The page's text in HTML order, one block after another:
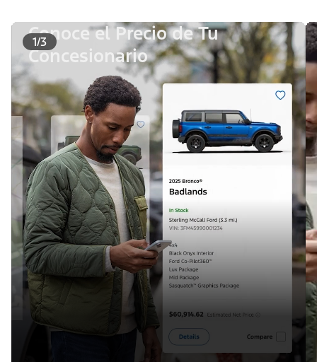
1/3
Conoce el Precio de Tu
Concesionario